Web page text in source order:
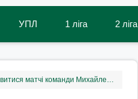
УПЛ 1 ліга 2 ліга
Збірна України U-18 зіграє на турнірі в Хорватії: хто суперники та де дивитися матчі команди Михайленка онлайн